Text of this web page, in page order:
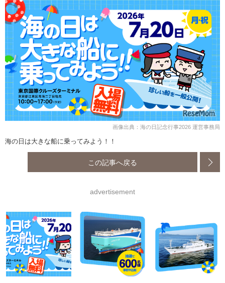
画像出典：海の日記念行事2026 運営事務局
海の日は大きな船に乗ってみよう！！
この記事へ戻る
advertisement